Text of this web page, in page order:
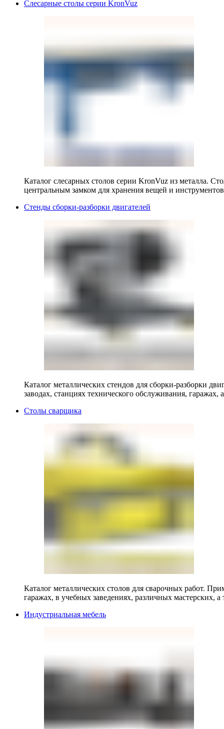
Слесарные столы серии KronVuz
Каталог слесарных столов серии KronVuz из металла.
центральным замком для хранения вещей и
Стенды сборки-разборки двигателей
Каталог металлических стендов для сборки-разборки
заводах, станциях технического обслуживания, гаражах,
Столы сварщика
Каталог металлических столов для сварочных работ.
гаражах, в учебных заведениях, различных мастерских, а
Индустриальная мебель